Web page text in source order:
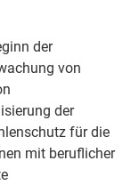
der
von
der
für die
mit beruflicher